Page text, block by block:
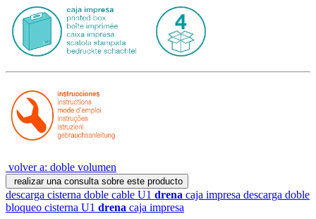
volver a: doble volumen
realizar una consulta sobre este producto
descarga cisterna doble cable U1 drena caja impresa descarga doble
bloqueo cisterna U1 drena caja impresa